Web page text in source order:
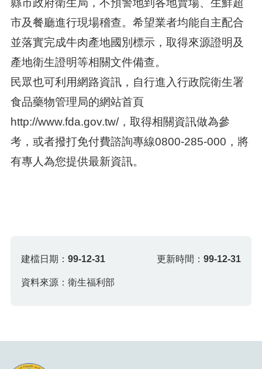
縣市政府衛生局，不預警地到各地賣場、生鮮超
市及餐廳進行現場稽查。希望業者均能自主配合
並落實完成牛肉產地國別標示，取得來源證明及
產地衛生證明等相關文件備查。
民眾也可利用網路資訊，自行進入行政院衛生署
食品藥物管理局的網站首頁
http://www.fda.gov.tw/，取得相關資訊做為參
考，或者撥打免付費諮詢專線0800-285-000，將
有專人為您提供最新資訊。
建檔日期：99-12-31 更新時間： 99-12-31
資料來源：衛生福利部